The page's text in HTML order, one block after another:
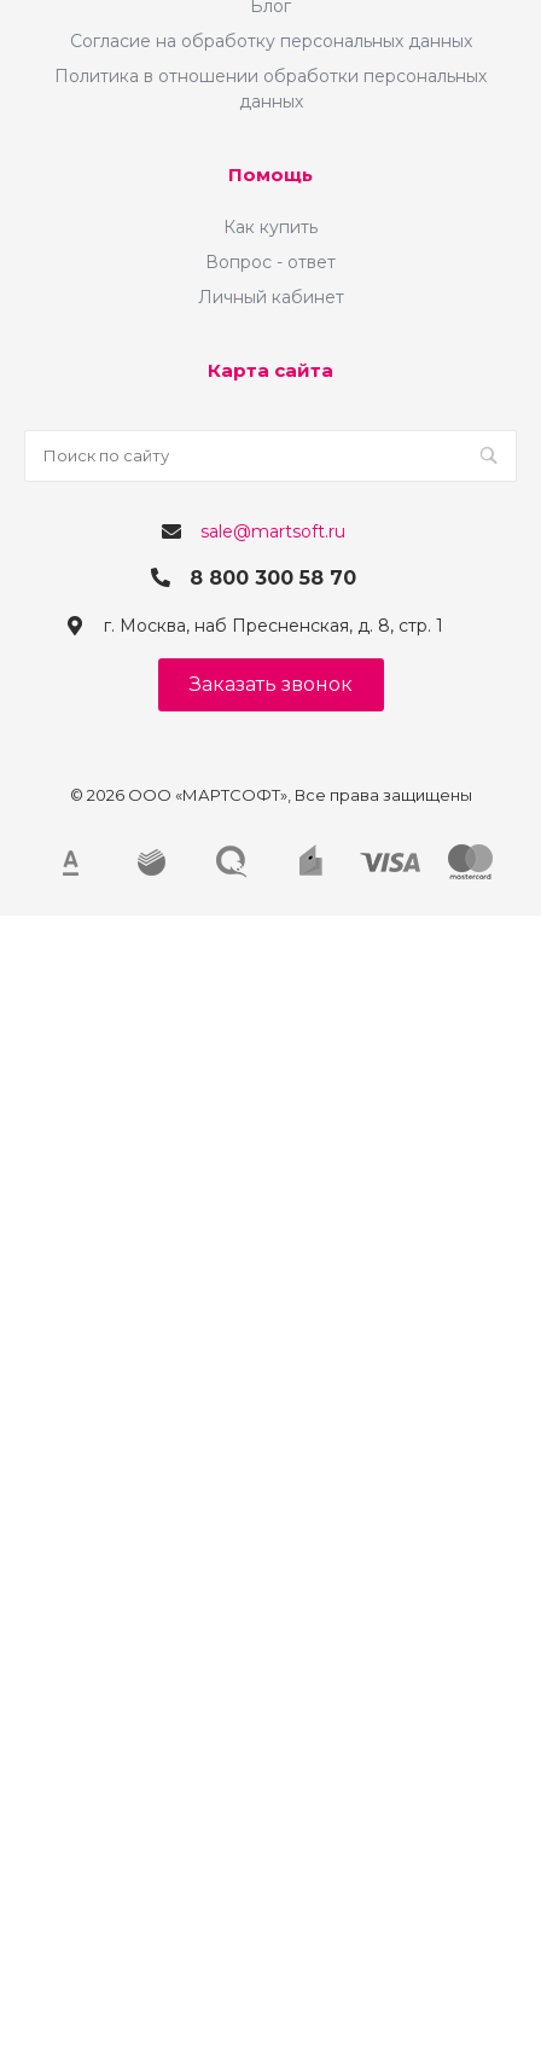
Блог
Согласие на обработку персональных данных
Политика в отношении обработки персональных
данных
Помощь
Как купить
Вопрос - ответ
Личный кабинет
Карта сайта
sale@martsoft.ru
8 800 300 58 70
г. Москва, наб Пресненская, д. 8, стр. 1
Заказать звонок
© 2026 ООО «МАРТСОФТ», Все права защищены